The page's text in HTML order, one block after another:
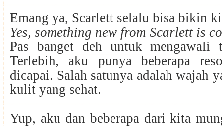
Emang ya, Scarlett selalu bisa bikin
Yes, something new from Scarlett is
Pas banget deh untuk mengawali
Terlebih, aku punya beberapa
dicapai. Salah satunya adalah wajah
kulit yang sehat.
Yup, aku dan beberapa dari kita